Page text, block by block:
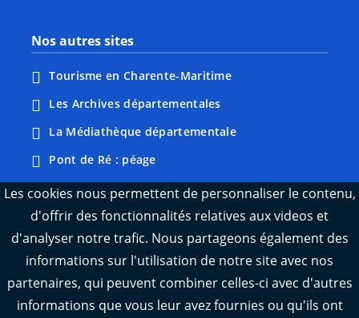
Nos autres sites
Tourisme en Charente-Maritime
Les Archives départementales
La Médiathèque départementale
Pont de Ré : péage
Webcams : Ré info trafic
Webcams : Oléron info trafic
Manger 17
L'Observatoire des territoires de Charente-
Les cookies nous permettent de personnaliser le contenu,
d'offrir des fonctionnalités relatives aux videos et
d'analyser notre trafic. Nous partageons également des
informations sur l'utilisation de notre site avec nos
partenaires, qui peuvent combiner celles-ci avec d'autres
informations que vous leur avez fournies ou qu'ils ont